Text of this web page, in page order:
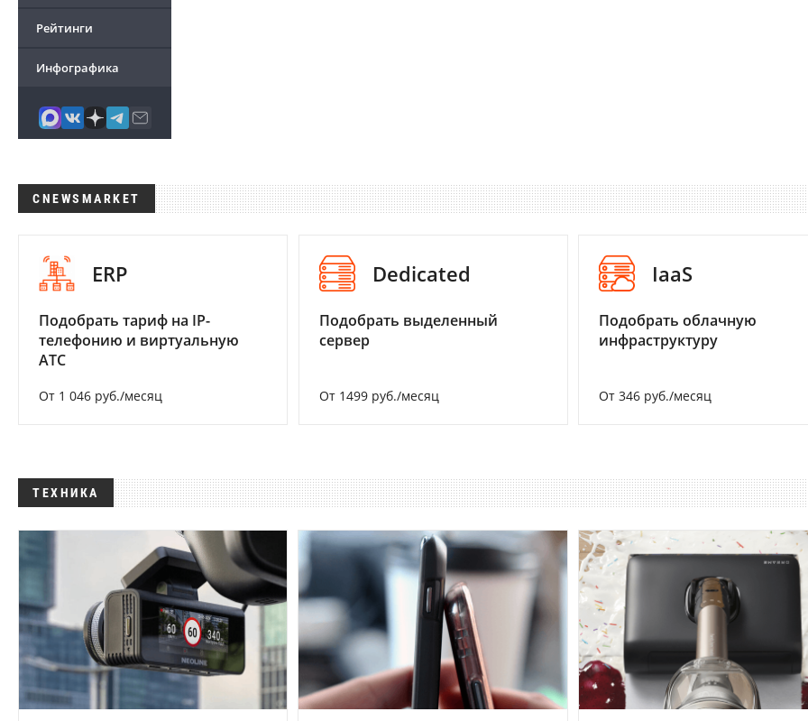
Рейтинги
Инфографика
CNEWSMARKET
ERP
Подобрать тариф на IP-
телефонию и виртуальную
АТС
От 1 046 руб./месяц
Dedicated
Подобрать выделенный
сервер
От 1499 руб./месяц
IaaS
Подобрать облачную
инфраструктуру
От 346 руб./месяц
ТЕХНИКА